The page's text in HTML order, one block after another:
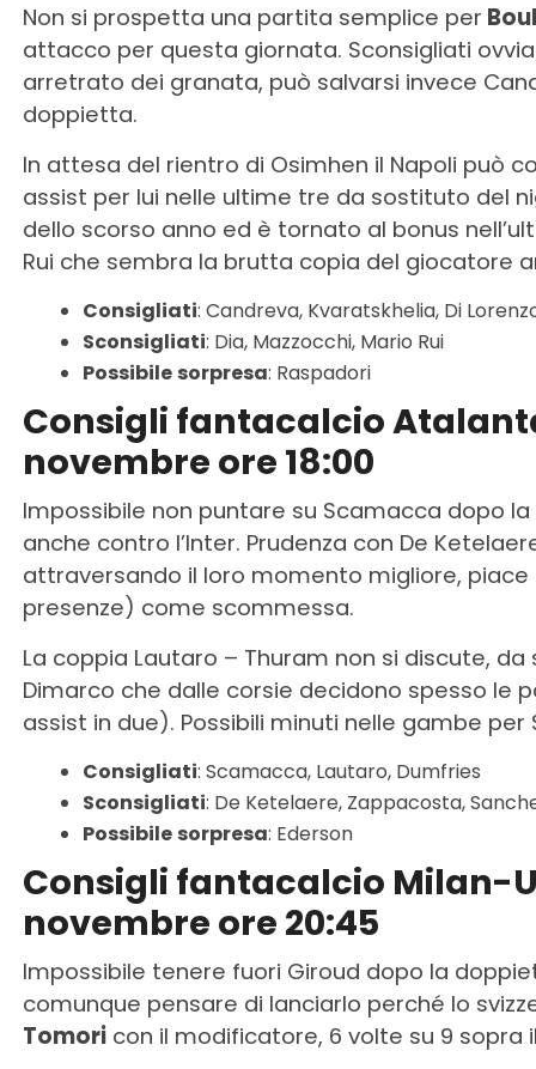
Non si prospetta una partita semplice per
attacco per questa giornata. Sconsigliati
arretrato dei granata, può salvarsi invece
doppietta.
In attesa del rientro di Osimhen il Napoli può
assist per lui nelle ultime tre da sostituto del
dello scorso anno ed è tornato al bonus
Rui che sembra la brutta copia del giocatore
Consigliati: Candreva, Kvaratskhelia, Di
Sconsigliati: Dia, Mazzocchi, Mario Rui
Possibile sorpresa: Raspadori
Consigli fantacalcio
novembre ore 18:00
Impossibile non puntare su Scamacca dopo
anche contro l’Inter. Prudenza con De
attraversando il loro momento migliore,
presenze) come scommessa.
La coppia Lautaro – Thuram non si discute,
Dimarco che dalle corsie decidono spesso le
assist in due). Possibili minuti nelle gambe
Consigliati: Scamacca, Lautaro, Dumfries
Sconsigliati: De Ketelaere, Zappacosta,
Possibile sorpresa: Ederson
Consigli fantacalcio Milan-
novembre ore 20:45
Impossibile tenere fuori Giroud dopo la
comunque pensare di lanciarlo perché lo
Tomoricon il modificatore, 6 volte su 9 sopra